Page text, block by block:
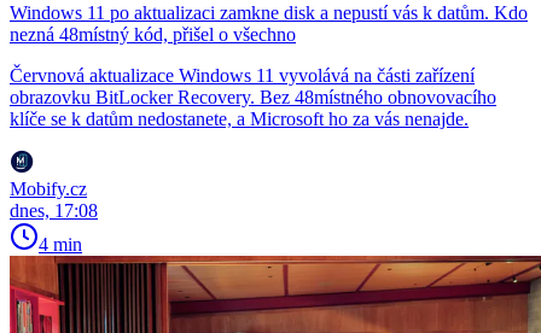
Windows 11 po aktualizaci zamkne disk a nepustí vás k datům. Kdo
nezná 48místný kód, přišel o všechno
Červnová aktualizace Windows 11 vyvolává na části zařízení
obrazovku BitLocker Recovery. Bez 48místného obnovovacího
klíče se k datům nedostanete, a Microsoft ho za vás nenajde.
Mobify.cz
dnes, 17:08
4 min